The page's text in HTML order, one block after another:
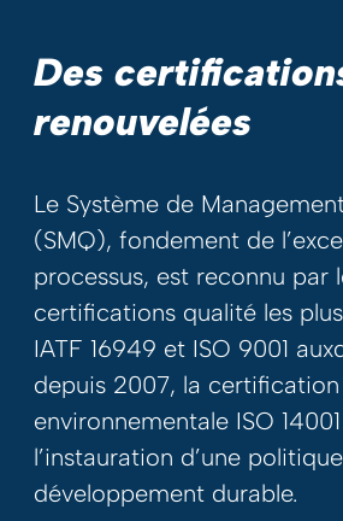
Des
renouvelées
Le Système de
(SMQ), fondement de
processus, est reconnu par
certifications qualité les
IATF 16949 et ISO 9001
depuis 2007, la certification
environnementale ISO
l’instauration d’une
développement durable.